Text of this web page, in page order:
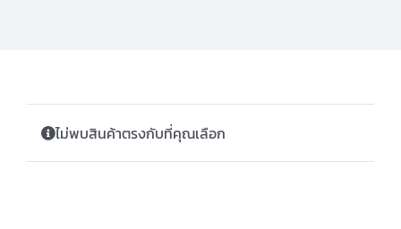
ไม่พบสินค้าตรงกับที่คุณเลือก